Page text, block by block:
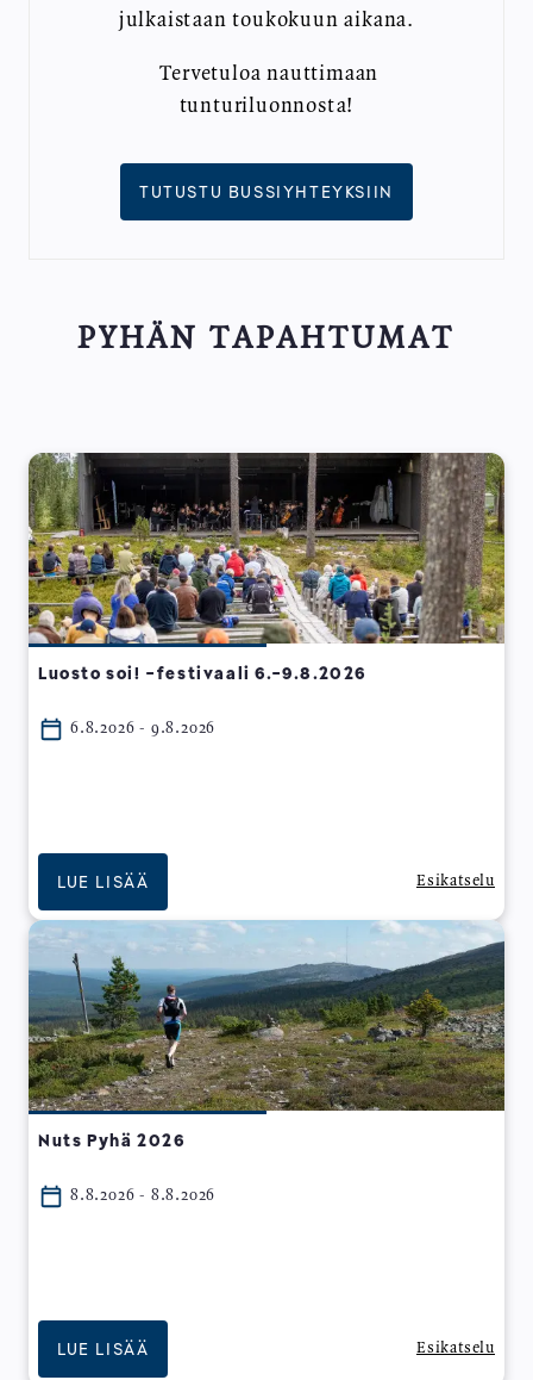
julkaistaan toukokuun aikana.
Tervetuloa nauttimaan
tunturiluonnosta!
TUTUSTU BUSSIYHTEYKSIIN
PYHÄN TAPAHTUMAT
Luosto soi! -festivaali 6.-9.8.2026
6.8.2026 - 9.8.2026
LUE LISÄÄ Esikatselu
Nuts Pyhä 2026
8.8.2026 - 8.8.2026
LUE LISÄÄ Esikatselu